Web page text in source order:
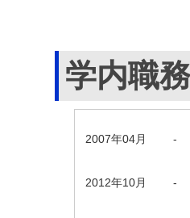
学内職
2007年04月 -
2012年10月 -